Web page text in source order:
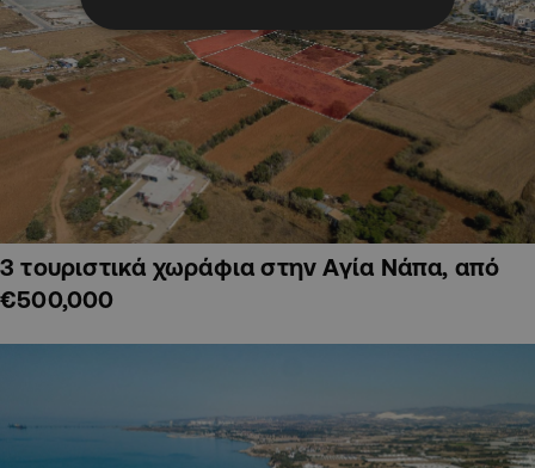
3 τουριστικά χωράφια στην Αγία Νάπα, από
€500,000